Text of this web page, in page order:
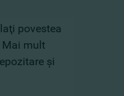
povestea
Mai mult
şi